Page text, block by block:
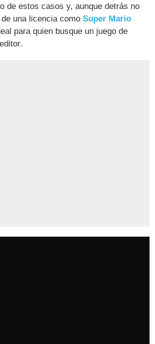
de estos casos y, aunque detrás no
una licencia comoSuper Mario
para quien busque un juego de